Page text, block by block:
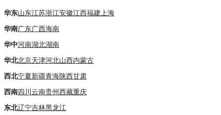
华东山东江苏浙江安徽江西福建 上海
华南广东广西海南
华中河南湖北湖南
华北北京天津河北山西内蒙古
西北宁夏新疆青海陕西甘肃
西南四川 云南贵州西藏重庆
东北辽宁吉林黑龙江